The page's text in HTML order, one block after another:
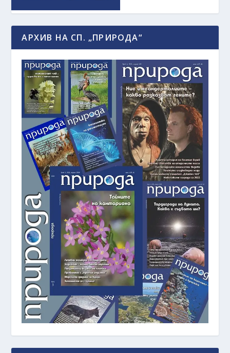
АРХИВ НА СП. „ПРИРОДА“